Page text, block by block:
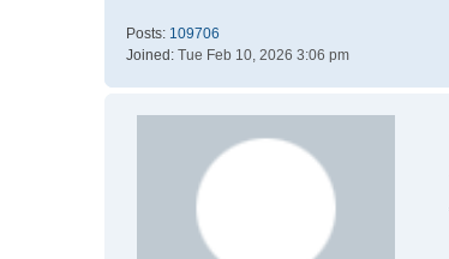
Posts: 109706
Joined: Tue Feb 10, 2026 3:06 pm